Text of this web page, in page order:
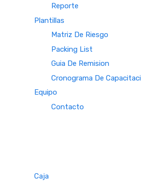
Reporte
Plantillas
Matriz De Riesgo
Packing List
Guia De Remision
Cronograma De
Equipo
Contacto
Caja